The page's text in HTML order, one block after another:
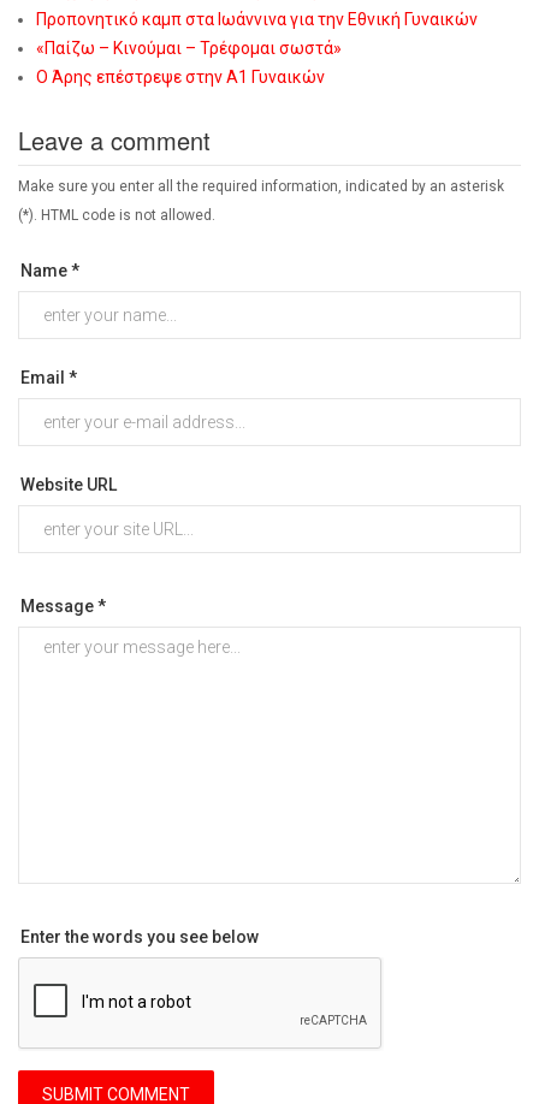
Προπονητικό καμπ στα Ιωάννινα για την Εθνική Γυναικών
«Παίζω – Κινούμαι – Τρέφομαι σωστά»
Ο Άρης επέστρεψε στην Α1 Γυναικών
Leave a comment
Make sure you enter all the required information, indicated by an asterisk
(*). HTML code is not allowed.
Name *
Email *
Website URL
Message *
Enter the words you see below